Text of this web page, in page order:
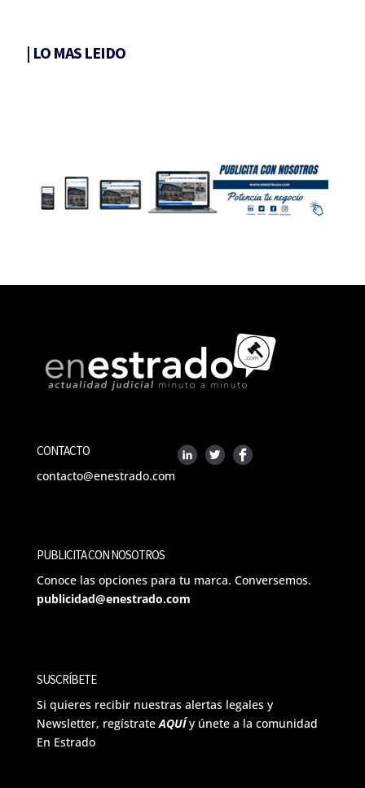
| LO MAS LEIDO
CONTACTO
contacto@enestrado.com
PUBLICITA CON NOSOTROS
Conoce las opciones para tu marca. Conversemos.
publicidad@enestrado.com
SUSCRÍBETE
Si quieres recibir nuestras alertas legales y
Newsletter, regístrateAQUÍ y únete a la comunidad
En Estrado